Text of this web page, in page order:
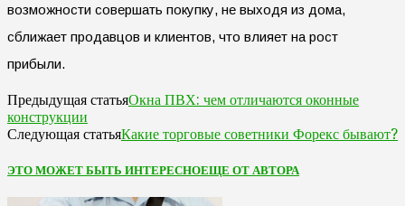
возможности совершать покупку, не выходя из дома,
сближает продавцов и клиентов, что влияет на рост
прибыли.
Предыдущая статьяОкна ПВХ: чем отличаются оконные
конструкции
Следующая статьяКакие торговые советники Форекс бывают?
ЭТО МОЖЕТ БЫТЬ ИНТЕРЕСНОЕЩЕ ОТ АВТОРА